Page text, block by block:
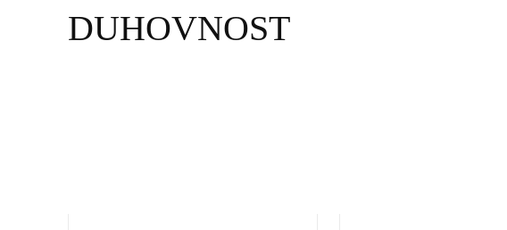
DUHOVNOST